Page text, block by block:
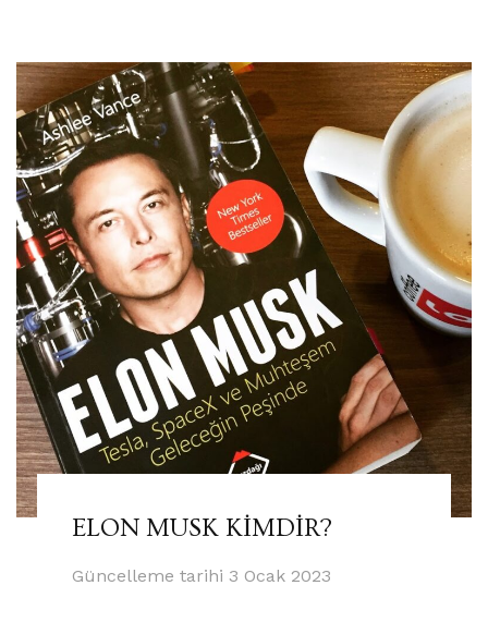
ELON MUSK KİMDİR?
Güncelleme tarihi 3 Ocak 2023